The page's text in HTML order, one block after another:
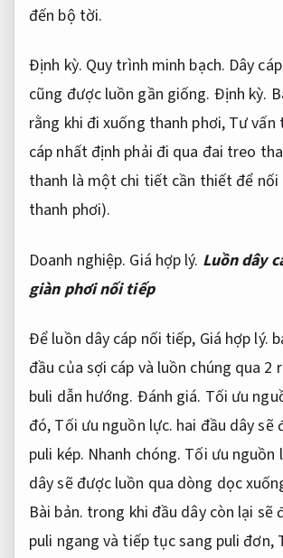
đến bộ tời.
Định kỳ. Quy trình minh bạch. Dây
cũng được luồn gần giống. Định kỳ.
rằng khi đi xuống thanh phơi, Tư vấn
cáp nhất định phải đi qua đai treo
thanh là một chi tiết cần thiết để nối
thanh phơi).
Doanh nghiệp. Giá hợp lý. Luồn dây
giàn phơi nối tiếp
Để luồn dây cáp nối tiếp, Giá hợp lý.
đầu của sợi cáp và luồn chúng qua 2
buli dẫn hướng. Đánh giá. Tối ưu
đó, Tối ưu nguồn lực. hai đầu dây sẽ
puli kép. Nhanh chóng. Tối ưu nguồn
dây sẽ được luồn qua dòng dọc
Bài bản. trong khi đầu dây còn lại sẽ
puli ngang và tiếp tục sang puli đơn,